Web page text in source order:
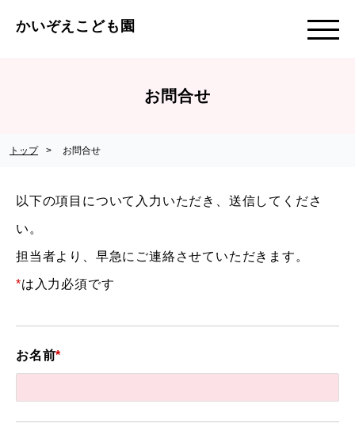
かいぞえこども園
お問合せ
トップ お問合せ
以下の項目について入力いただき、送信してくださ
い。
担当者より、早急にご連絡させていただきます。
*は入力必須です
お名前*